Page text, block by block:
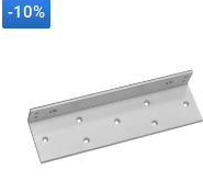
-10%